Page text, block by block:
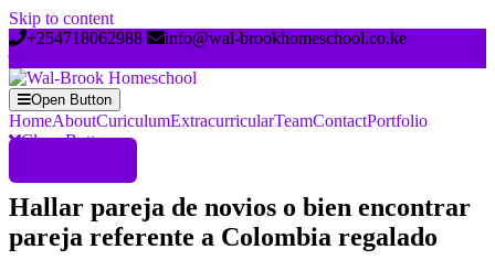
Skip to content
+254718062988
info@wal-brookhomeschool.co.ke
Open Button
HomeAboutCuriculumExtracurricularTeamContactPortfolio
Close Button
Hallar pareja de novios o bien encontrar
pareja referente a Colombia regalado